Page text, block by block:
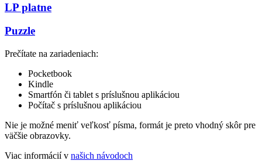
LP platne
Puzzle
Prečítate na zariadeniach:
Pocketbook
Kindle
Smartfón či tablet s príslušnou aplikáciou
Počítač s príslušnou aplikáciou
Nie je možné meniť veľkosť písma, formát je preto vhodný skôr pre
väčšie obrazovky.
Viac informácií v našich návodoch